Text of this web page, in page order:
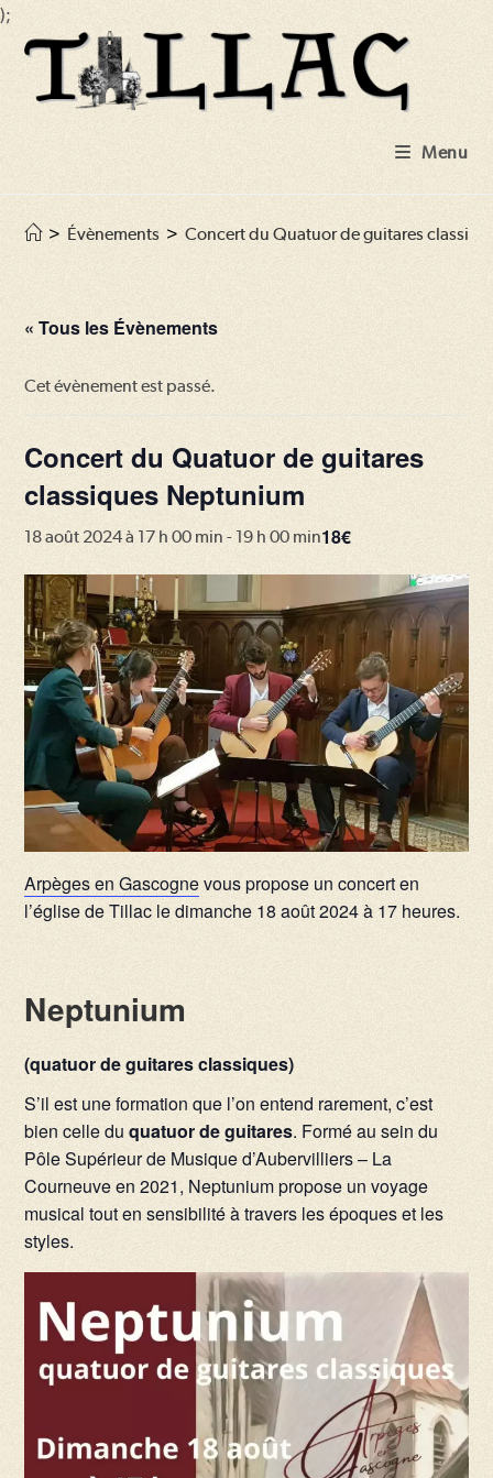
);
Skip
content
Menu
> Évènements > Concert du Quatuor de guitares
« Tous les Évènements
Cet évènement est passé.
Concert du Quatuor de guitares
classiques Neptunium
18 août 2024 à 17 h 00 min - 19 h 00 min18€
Arpèges en Gascognevous propose un concert en
l’église de Tillac le dimanche 18 août 2024 à 17 heures.
Neptunium
(quatuor de guitares classiques)
S’il est une formation que l’on entend rarement, c’est
bien celle duquatuor de guitares. Formé au sein du
Pôle Supérieur de Musique d’Aubervilliers – La
Courneuve en 2021, Neptunium propose un voyage
musical tout en sensibilité à travers les époques et les
styles.